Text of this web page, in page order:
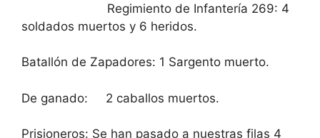
Regimiento de Infantería 269: 4
soldados muertos y 6 heridos.
Batallón de Zapadores: 1 Sargento muerto.
De ganado: 2 caballos muertos.
Prisioneros: Se han pasado a nuestras filas 4